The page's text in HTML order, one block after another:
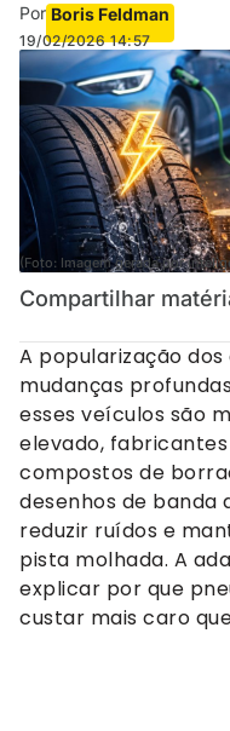
Por Boris Feldman
19/02/2026 14:57
(Foto: Imagem gerada por
Compartilhar
A popularização
mudanças
esses veículos são
elevado,
compostos de
desenhos de banda
reduzir ruídos e
pista molhada. A
explicar por que
custar mais caro